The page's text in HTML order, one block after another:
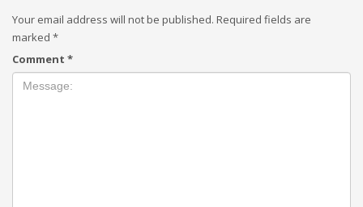
Your email address will not be published. Required fields are
marked *
Comment *